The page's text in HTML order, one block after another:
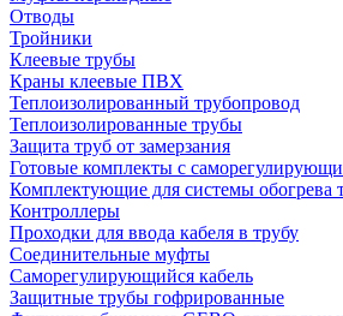
Отводы
Тройники
Клеевые трубы
Краны клеевые ПВХ
Теплоизолированный трубопровод
Теплоизолированные трубы
Защита труб от замерзания
Готовые комплекты с
Комплектующие для системы обогрева
Контроллеры
Проходки для ввода кабеля в трубу
Соединительные муфты
Саморегулирующийся кабель
Защитные трубы гофрированные